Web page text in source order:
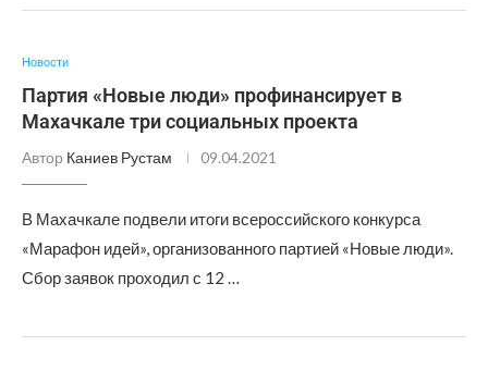
Новости
Партия «Новые люди» профинансирует в
Махачкале три социальных проекта
Автор Каниев Рустам 09.04.2021
В Махачкале подвели итоги всероссийского конкурса
«Марафон идей», организованного партией «Новые люди».
Сбор заявок проходил с 12 …